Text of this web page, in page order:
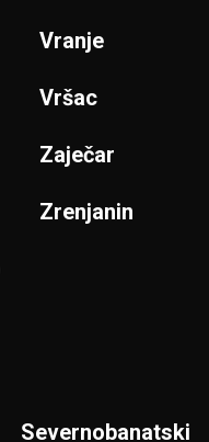
Vranje
Vršac
Zaječar
Zrenjanin
Severnobanatski